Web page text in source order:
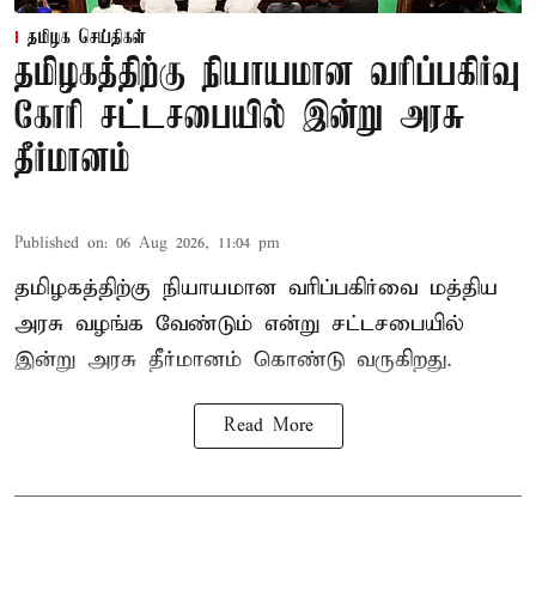
தமிழக செய்திகள்
தமிழகத்திற்கு நியாயமான வரிப்பகிர்வு
கோரி சட்டசபையில் இன்று அரசு
தீர்மானம்
Published on: 06 Aug 2026, 11:04 pm
தமிழகத்திற்கு நியாயமான வரிப்பகிர்வை மத்திய
அரசு வழங்க வேண்டும் என்று சட்டசபையில்
இன்று அரசு தீர்மானம் கொண்டு வருகிறது.
Read More